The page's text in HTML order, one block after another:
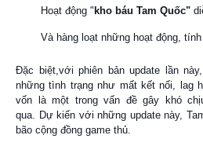
Hoạt động " kho báu Tam Quốc"
Và hàng loạt những hoạt động,
Đặc biệt,với phiên bản update lần
những tình trạng như mất kết nối, lag
vốn là một trong vấn đề gây khó
qua. Dự kiến với những update này,
bão cộng đồng game thủ.